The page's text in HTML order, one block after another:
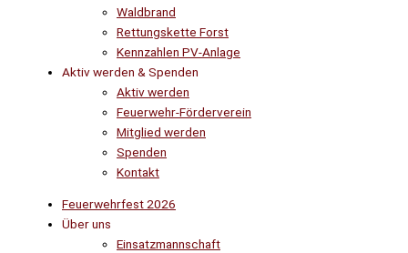
Waldbrand
Rettungskette Forst
Kennzahlen PV-Anlage
Aktiv werden & Spenden
Aktiv werden
Feuerwehr-Förderverein
Mitglied werden
Spenden
Kontakt
Feuerwehrfest 2026
Über uns
Einsatzmannschaft